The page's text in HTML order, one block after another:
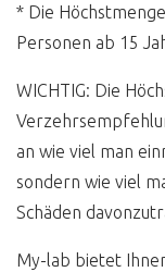
* Die
Personen ab 15
WICHTIG: Die
an wie viel man
sondern wie viel
Schäden
My-lab bietet